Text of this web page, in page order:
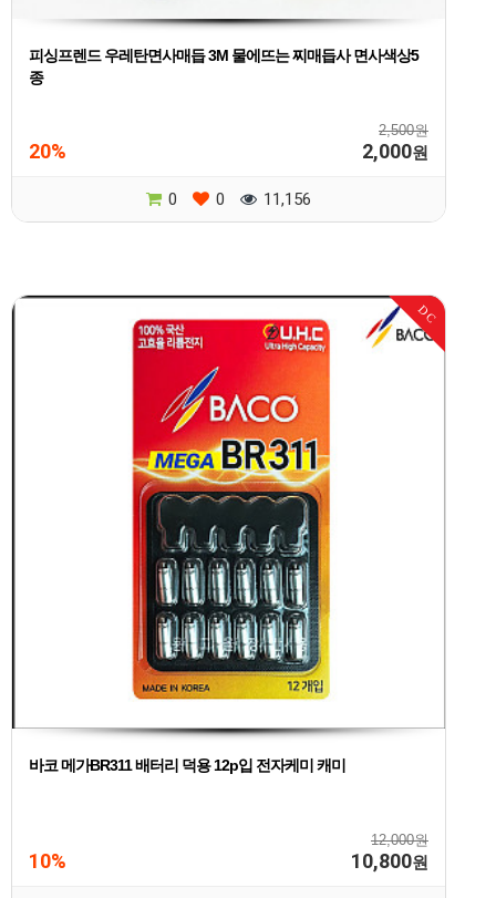
피싱프렌드 우레탄면사매듭 3M 물에뜨는 찌매듭사 면사색상5
종
2,500원
20% 2,000원
0 0 11,156
DC
바코 메가BR311 배터리 덕용 12p입 전자케미 캐미
12,000원
10% 10,800원